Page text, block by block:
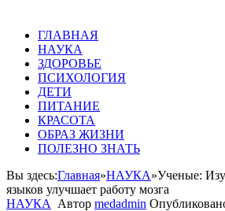
ГЛАВНАЯ
НАУКА
ЗДОРОВЬЕ
ПСИХОЛОГИЯ
ДЕТИ
ПИТАНИЕ
КРАСОТА
ОБРАЗ ЖИЗНИ
ПОЛЕЗНО ЗНАТЬ
Вы здесь:Главная»НАУКА»Ученые:
языков улучшает работу мозга
НАУКА
Автор medadmin